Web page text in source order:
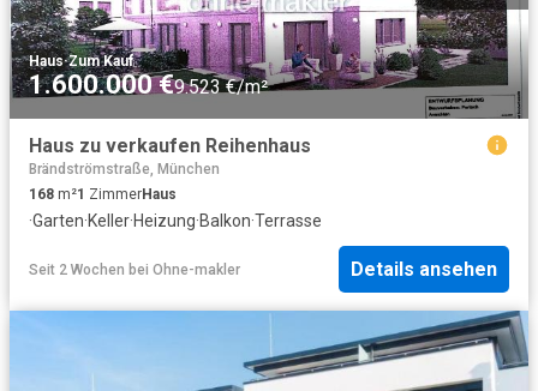
Haus·Zum Kauf
1.600.000 €9.523 €/m²
Haus zu verkaufen Reihenhaus
Brändströmstraße, München
168 m²1 ZimmerHaus
·Garten·Keller·Heizung·Balkon·Terrasse
Seit 2 Wochen bei Ohne-makler Details ansehen